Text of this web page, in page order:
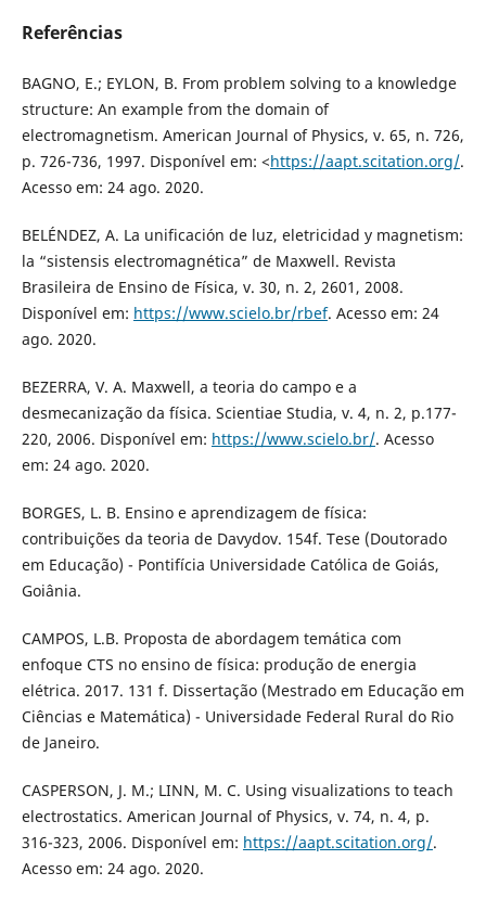
Referências
BAGNO, E.; EYLON, B. From problem solving to a knowledge
structure: An example from the domain of
electromagnetism. American Journal of Physics, v. 65, n. 726,
p. 726-736, 1997. Disponível em: <https://aapt.scitation.org/.
Acesso em: 24 ago. 2020.
BELÉNDEZ, A. La unificación de luz, eletricidad y magnetism:
la “sistensis electromagnética” de Maxwell. Revista
Brasileira de Ensino de Física, v. 30, n. 2, 2601, 2008.
Disponível em: https://www.scielo.br/rbef. Acesso em: 24
ago. 2020.
BEZERRA, V. A. Maxwell, a teoria do campo e a
desmecanização da física. Scientiae Studia, v. 4, n. 2, p.177-
220, 2006. Disponível em: https://www.scielo.br/. Acesso
em: 24 ago. 2020.
BORGES, L. B. Ensino e aprendizagem de física:
contribuições da teoria de Davydov. 154f. Tese (Doutorado
em Educação) - Pontifícia Universidade Católica de Goiás,
Goiânia.
CAMPOS, L.B. Proposta de abordagem temática com
enfoque CTS no ensino de física: produção de energia
elétrica. 2017. 131 f. Dissertação (Mestrado em Educação em
Ciências e Matemática) - Universidade Federal Rural do Rio
de Janeiro.
CASPERSON, J. M.; LINN, M. C. Using visualizations to teach
electrostatics. American Journal of Physics, v. 74, n. 4, p.
316-323, 2006. Disponível em: https://aapt.scitation.org/.
Acesso em: 24 ago. 2020.